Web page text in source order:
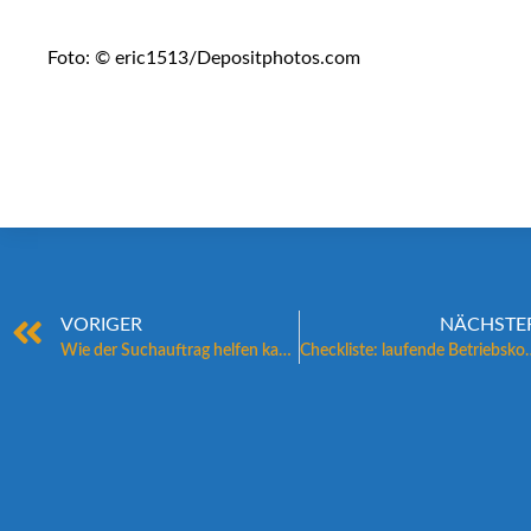
Foto: © eric1513/Depositphotos.com
VORIGER
Wie der Suchauftrag helfen kann, die richtige Immobilie zu finden Checkliste: